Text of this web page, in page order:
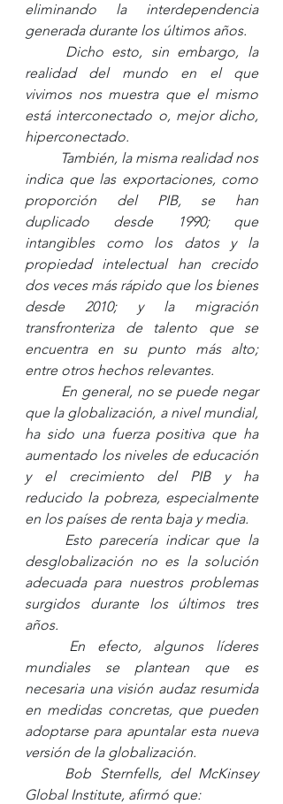
eliminando la interdependencia
generada durante los últimos años.
Dicho esto, sin embargo, la
realidad del mundo en el que
vivimos nos muestra que el mismo
está interconectado o, mejor dicho,
hiperconectado.
También, la misma realidad nos
indica que las exportaciones, como
proporción del PIB, se han
duplicado desde 1990; que
intangibles como los datos y la
propiedad intelectual han crecido
dos veces más rápido que los bienes
desde 2010; y la migración
transfronteriza de talento que se
encuentra en su punto más alto;
entre otros hechos relevantes.
En general, no se puede negar
que la globalización, a nivel mundial,
ha sido una fuerza positiva que ha
aumentado los niveles de educación
y el crecimiento del PIB y ha
reducido la pobreza, especialmente
en los países de renta baja y media.
Esto parecería indicar que la
desglobalización no es la solución
adecuada para nuestros problemas
surgidos durante los últimos tres
años.
En efecto, algunos líderes
mundiales se plantean que es
necesaria una visión audaz resumida
en medidas concretas, que pueden
adoptarse para apuntalar esta nueva
versión de la globalización.
Bob Sternfells, del McKinsey
Global Institute, afirmó que: